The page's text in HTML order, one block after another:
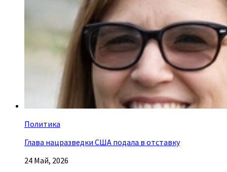
Политика
Глава нацразведки США подала в отставку
24 Май, 2026